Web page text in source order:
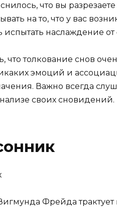
что вы
на то, что у вас
наслаждение от
что толкование снов
эмоций и
Важно всегда
своих сновидений.
Фрейда трактует